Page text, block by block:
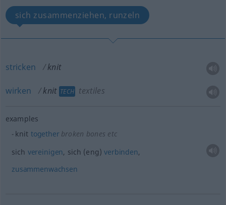
sich zusammenziehen, runzeln
stricken knit
wirken knit TECH textiles
examples
knit together broken bones etc
sich vereinigen, sich (eng)verbinden,
zusammenwachsen